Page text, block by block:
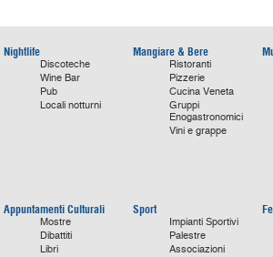
Nightlife
Discoteche
Wine Bar
Pub
Locali notturni
Mangiare & Bere
Ristoranti
Pizzerie
Cucina Veneta
Gruppi
Enogastronomici
Vini e grappe
Appuntamenti Culturali
Mostre
Dibattiti
Libri
Sport
Impianti Sportivi
Palestre
Associazioni